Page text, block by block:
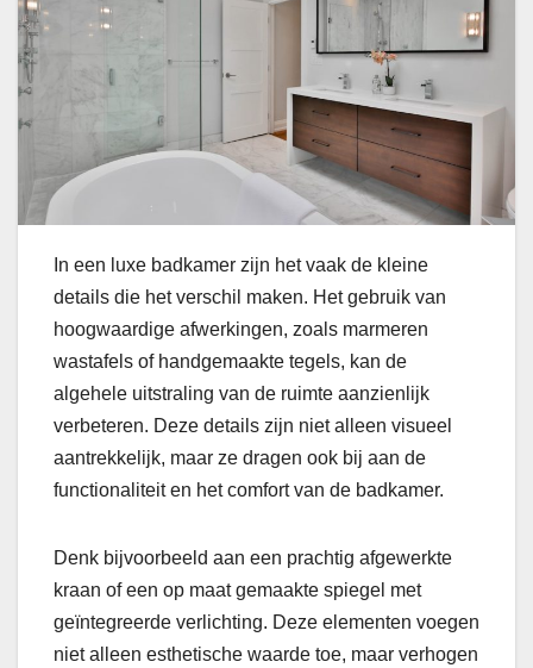
In een luxe badkamer zijn het vaak de kleine
details die het verschil maken. Het gebruik van
hoogwaardige afwerkingen, zoals marmeren
wastafels of handgemaakte tegels, kan de
algehele uitstraling van de ruimte aanzienlijk
verbeteren. Deze details zijn niet alleen visueel
aantrekkelijk, maar ze dragen ook bij aan de
functionaliteit en het comfort van de badkamer.
Denk bijvoorbeeld aan een prachtig afgewerkte
kraan of een op maat gemaakte spiegel met
geïntegreerde verlichting. Deze elementen voegen
niet alleen esthetische waarde toe, maar verhogen